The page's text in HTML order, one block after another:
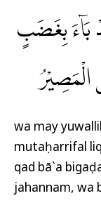
بَاۤءَ بِغَضَبٍ
الْمَصِيْرُ
wa may
mutaḥarrifal
qad bā`a
jahannam, wa